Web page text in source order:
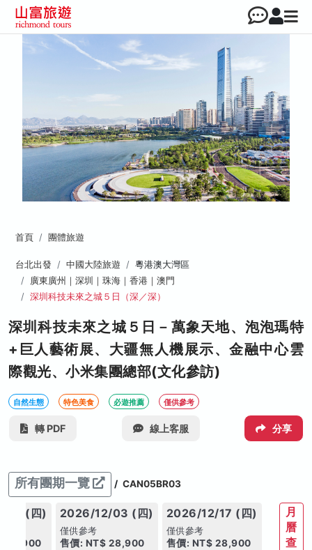
首頁 團體旅遊
台北出發 中國大陸旅遊
粵港澳大灣區
廣東廣州｜深圳｜珠海｜香港｜澳門
深圳科技未來之城５日（深／深）
深圳科技未來之城５日－萬象天地、泡泡瑪特
+巨人藝術展、大疆無人機展示、金融中心雲
際觀光、小米集團總部(文化參訪)
自然生態 特色美食 必遊推薦 僅供參考
轉 PDF 線上客服 分享
所有團期一覽 / CAN05BR03
19 (四)
28,900
2026/12/03 (四)
僅供參考
售價: NT$ 28,900
2026/12/17 (四)
僅供參考
售價: NT$ 28,900
月
曆
查